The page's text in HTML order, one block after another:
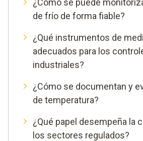
de frío de forma fiable?
¿Qué instrumentos de
adecuados para los
industriales?
¿Cómo se documentan y
de temperatura?
¿Qué papel desempeña la
los sectores regulados?